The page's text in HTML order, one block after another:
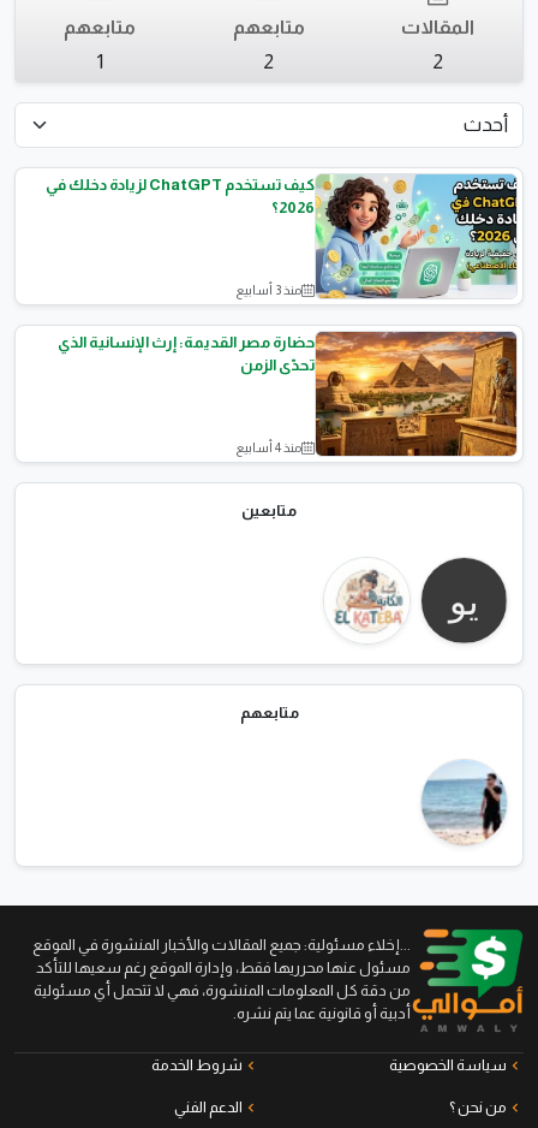
المقالات
2
متابعهم
2
متابعهم
1
متابعين
متابعهم
مقالات علمية
كيف تستخدم ChatGPT لزيادة دخلك في
2026؟
منذ 3 أسابيع
المقالات العامة
حضارة مصر القديمة: إرث الإنسانية الذي
تحدّى الزمن
منذ 4 أسابيع
...إخلاء مسئولية: جميع المقالات والأخبار المنشورة في الموقع
مسئول عنها محرريها فقط، وإدارة الموقع رغم سعيها للتأكد
من دقة كل المعلومات المنشورة، فهي لا تتحمل أي مسئولية
أدبية أو قانونية عما يتم نشره.
سياسة الخصوصية شروط الخدمة
من نحن ؟ الدعم الفني